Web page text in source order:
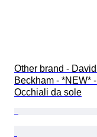
Other brand - David
Beckham - *NEW* -
Occhiali da sole